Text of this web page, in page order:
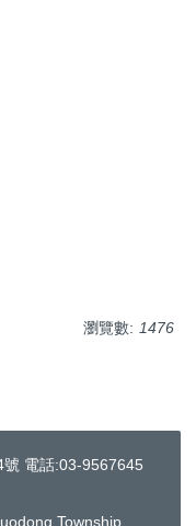
瀏覽數: 1476
電話:03-9567645
Township,